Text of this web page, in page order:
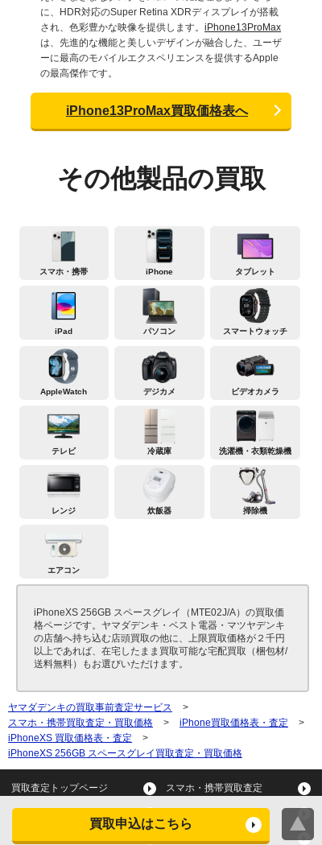
買取申込はこちら
に、HDR対応のSuper Retina XDRディスプレイが搭載
され、色彩豊かな映像を提供します。 iPhone13ProMax
は、先進的な機能と美しいデザインが融合した、ユーザ
ーに最高のモバイルエクスペリエンスを提供するApple
の最高傑作です。
iPhone13ProMax買取価格表へ
その他製品の買取
スマホ・携帯 iPhone タブレット
iPad パソコン スマートウォッチ
AppleWatch デジカメ ビデオカメラ
テレビ 冷蔵庫 洗濯機・衣類乾燥機
レンジ 炊飯器 掃除機
エアコン
iPhoneXS 256GB スペースグレイ（MTE02J/A）の買取価
格ページです。ヤマダデンキ・ベスト電器・マツヤデンキ
の店舗へ持ち込む店頭買取の他に、上限買取価格が２千円
以上であれば、在宅したまま買取可能な宅配買取（梱包材/
送料無料）もお選びいただけます。
ヤマダデンキの買取事前査定サービス
>
スマホ・携帯買取査定・買取価格
> iPhone買取価格表・査定
>
iPhoneXS 買取価格表・査定
>
iPhoneXS 256GB スペースグレイ買取査定・買取価格
買取査定トップページ スマホ・携帯買取査定
タブレット買取査定
スマートウォッチ買取査定